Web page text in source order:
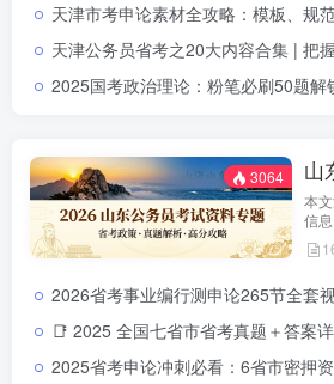
天津市考申论素材全攻略：模板、规范表达与金句积累指南天津市考申论素材积累攻略：模板
天津公务员省考之20大内容合集 | 把握核心考点天津公务员省考之20大内容合集｜二十大报告精讲
2025国考政治理论：粉笔必刷50题解锁行测新增模块（涵盖江西、贵州、深圳、黑龙江、全国）2025国考政治理
3064 山
本
信
告
论
市
2026省考事业编行测申论265节全套视频，已更新完结（零基础专用）2026公务员事业单位
📑 2025 全国七省市省考真题＋答案详解｜一次拥有山东 · 浙江 ·四川 ·上海 ·北京 ·天津 ·江苏真题全套2025 全国省考真题全收录：七省市（山东 · 浙江 · 四
2025省考申论冲刺必看：6省市密押资料大公开，高